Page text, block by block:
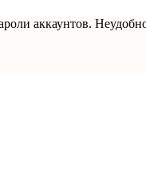
аккаунтов.